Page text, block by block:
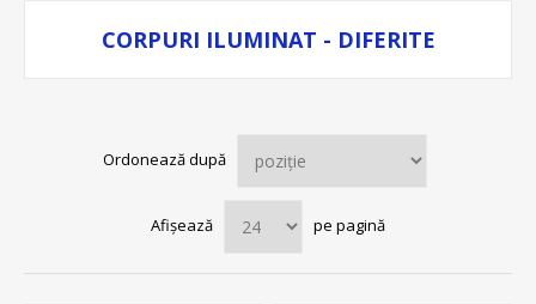
CORPURI ILUMINAT - DIFERITE
Ordonează după
Afișează pe pagină